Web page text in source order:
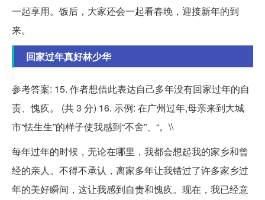
一起享用。饭后，大家还会一起看春晚，迎接新年的到
来。
回家过年真好林少华
参考答案: 15. 作者想借此表达自己多年没有回家过年的自
责、愧疚。 (共 3 分) 16. 示例: 在广州过年,母亲来到大城
市“怯生生”的样子使我感到“不舍”、“。\\
每年过年的时候，无论在哪里，我都会想起我的家乡和曾
经的亲人。不得不承认，离家多年让我错过了许多家乡过
年的美好瞬间，这让我感到自责和愧疚。现在，我已经意